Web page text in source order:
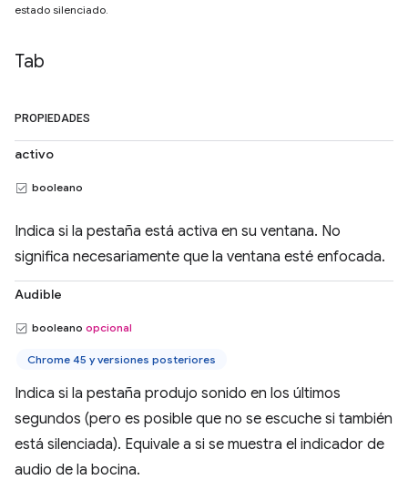
estado silenciado.
Tab
PROPIEDADES
activo
booleano
Indica si la pestaña está activa en su ventana. No
significa necesariamente que la ventana esté enfocada.
Audible
booleano opcional
Chrome 45 y versiones posteriores
Indica si la pestaña produjo sonido en los últimos
segundos (pero es posible que no se escuche si también
está silenciada). Equivale a si se muestra el indicador de
audio de la bocina.